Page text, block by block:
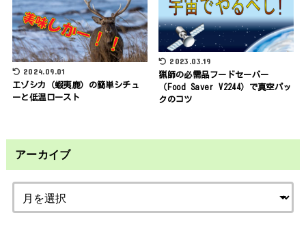
2024.09.01
エゾシカ（蝦夷鹿）の簡単シチュ
ーと低温ロースト
2023.03.19
猟師の必需品フードセーバー
（Food Saver V2244）で真空パッ
クのコツ
アーカイブ